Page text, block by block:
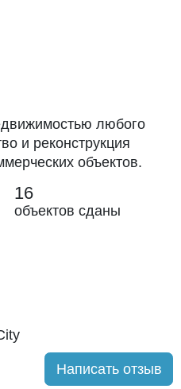
любого
и реконструкция
объектов.
16
объектов сданы
Написать отзыв